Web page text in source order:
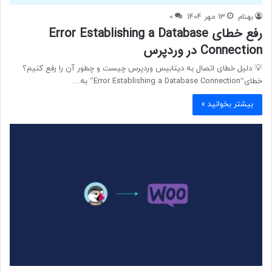
بهنام 13 مهر 1404 0
رفع خطای Error Establishing a Database
Connection در وردپرس
💡 دلیل خطای اتصال به دیتابیس وردپرس چیست و چطور آن را رفع کنیم؟
خطای“Error Establishing a Database Connection” به…
بیشتر بخوانید »